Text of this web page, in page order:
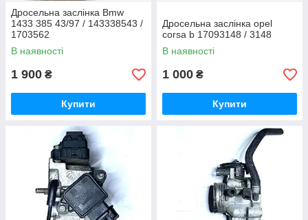
Дросельна заслінка Bmw
1433 385 43/97 / 143338543 /
1703562
В наявності
1 900 ₴
Купити
Дросельна заслінка opel
corsa b 17093148 / 3148
В наявності
1 000 ₴
Купити